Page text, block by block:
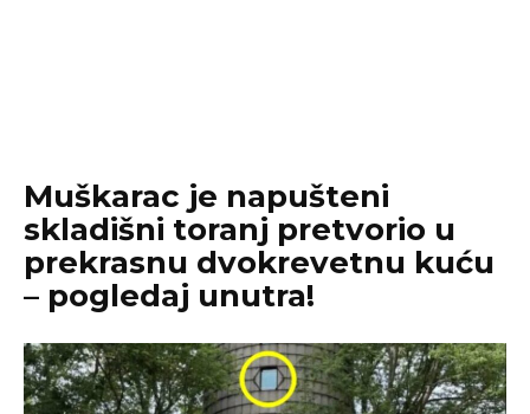
Muškarac je napušteni
skladišni toranj pretvorio u
prekrasnu dvokrevetnu kuću
– pogledaj unutra!